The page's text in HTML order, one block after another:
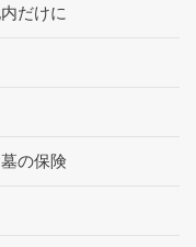
だけに
の保険